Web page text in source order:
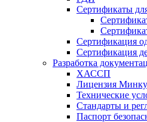
Сертификаты
Сертификация
Сертификация
Разработка
ХАССП
Лицензия
Технические
Стандарты и
Паспорт